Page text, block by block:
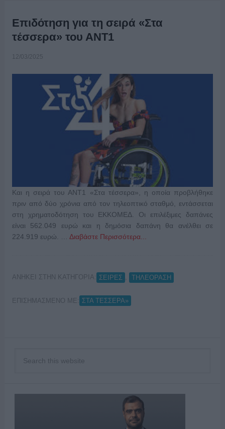
Επιδότηση για τη σειρά «Στα
τέσσερα» του ΑΝΤ1
12/03/2025
Και η σειρά του ΑΝΤ1 «Στα τέσσερα», η οποία προβλήθηκε
πριν από δύο χρόνια από τον τηλεοπτικό σταθμό, εντάσσεται
στη χρηματοδότηση του ΕΚΚΟΜΕΔ. Οι επιλέξιμες δαπάνες
είναι 562.049 ευρώ και η δημόσια δαπάνη θα ανέλθει σε
224.919 ευρώ. … Διαβάστε Περισσότερα...
ΑΝΗΚΕΙ ΣΤΗΝ ΚΑΤΗΓΟΡΙΑ: ΣΕΙΡΕΣ ΤΗΛΕΟΡΑΣΗ
ΕΠΙΣΗΜΑΣΜΕΝΟ ΜΕ: ΣΤΑ ΤΕΣΣΕΡΑ»